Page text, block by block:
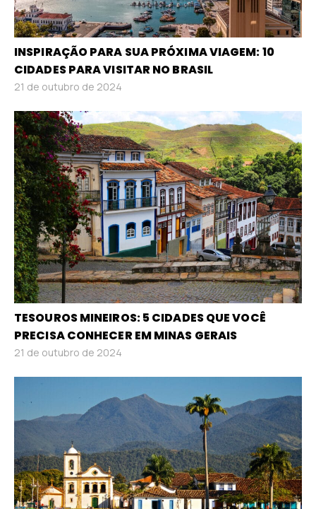
INSPIRAÇÃO PARA SUA PRÓXIMA VIAGEM: 10
CIDADES PARA VISITAR NO BRASIL
21 de outubro de 2024
TESOUROS MINEIROS: 5 CIDADES QUE VOCÊ
PRECISA CONHECER EM MINAS GERAIS
21 de outubro de 2024